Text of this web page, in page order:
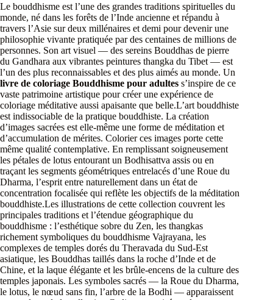
Le bouddhisme est l’une des grandes traditions spirituelles du
monde, né dans les forêts de l’Inde ancienne et répandu à
travers l’Asie sur deux millénaires et demi pour devenir une
philosophie vivante pratiquée par des centaines de millions de
personnes. Son art visuel — des sereins Bouddhas de pierre
du Gandhara aux vibrantes peintures thangka du Tibet — est
l’un des plus reconnaissables et des plus aimés au monde. Un
livre de coloriage Bouddhisme pour adultes s’inspire de ce
vaste patrimoine artistique pour créer une expérience de
coloriage méditative aussi apaisante que belle.L’art bouddhiste
est indissociable de la pratique bouddhiste. La création
d’images sacrées est elle-même une forme de méditation et
d’accumulation de mérites. Colorier ces images porte cette
même qualité contemplative. En remplissant soigneusement
les pétales de lotus entourant un Bodhisattva assis ou en
traçant les segments géométriques entrelacés d’une Roue du
Dharma, l’esprit entre naturellement dans un état de
concentration focalisée qui reflète les objectifs de la méditation
bouddhiste.Les illustrations de cette collection couvrent les
principales traditions et l’étendue géographique du
bouddhisme : l’esthétique sobre du Zen, les thangkas
richement symboliques du bouddhisme Vajrayana, les
complexes de temples dorés du Theravada du Sud-Est
asiatique, les Bouddhas taillés dans la roche d’Inde et de
Chine, et la laque élégante et les brûle-encens de la culture des
temples japonais. Les symboles sacrés — la Roue du Dharma,
le lotus, le nœud sans fin, l’arbre de la Bodhi — apparaissent